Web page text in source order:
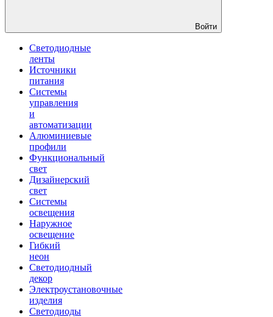
Войти
Светодиодные
ленты
Источники
питания
Системы
управления
и
автоматизации
Алюминиевые
профили
Функциональный
свет
Дизайнерский
свет
Системы
освещения
Наружное
освещение
Гибкий
неон
Светодиодный
декор
Электроустановочные
изделия
Светодиоды